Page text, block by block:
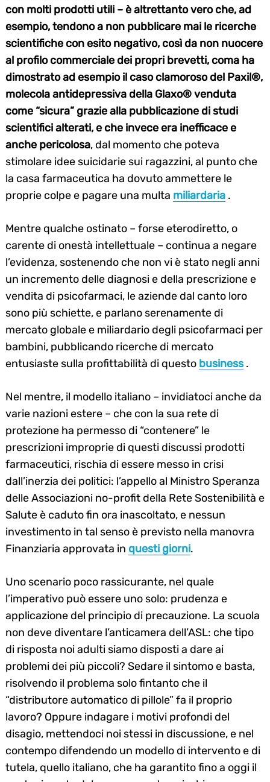
con molti prodotti utili – è altrettanto vero che, ad
esempio, tendono a non pubblicare mai le ricerche
scientifiche con esito negativo, così da non nuocere
al profilo commerciale dei propri brevetti, coma ha
dimostrato ad esempio il caso clamoroso del Paxil®,
molecola antidepressiva della Glaxo® venduta
come “sicura” grazie alla pubblicazione di studi
scientifici alterati, e che invece era inefficace e
anche pericolosa, dal momento che poteva
stimolare idee suicidarie sui ragazzini, al punto che
la casa farmaceutica ha dovuto ammettere le
proprie colpe e pagare una multa miliardaria .
Mentre qualche ostinato – forse eterodiretto, o
carente di onestà intellettuale – continua a negare
l’evidenza, sostenendo che non vi è stato negli anni
un incremento delle diagnosi e della prescrizione e
vendita di psicofarmaci, le aziende dal canto loro
sono più schiette, e parlano serenamente di
mercato globale e miliardario degli psicofarmaci per
bambini, pubblicando ricerche di mercato
entusiaste sulla profittabilità di questo business.
Nel mentre, il modello italiano – invidiatoci anche da
varie nazioni estere – che con la sua rete di
protezione ha permesso di “contenere” le
prescrizioni improprie di questi discussi prodotti
farmaceutici, rischia di essere messo in crisi
dall’inerzia dei politici: l’appello al Ministro Speranza
delle Associazioni no-profit della Rete Sostenibilità e
Salute è caduto fin ora inascoltato, e nessun
investimento in tal senso è previsto nella manovra
Finanziaria approvata in questi giorni.
Uno scenario poco rassicurante, nel quale
l’imperativo può essere uno solo: prudenza e
applicazione del principio di precauzione. La scuola
non deve diventare l’anticamera dell’ASL: che tipo
di risposta noi adulti siamo disposti a dare ai
problemi dei più piccoli? Sedare il sintomo e basta,
risolvendo il problema solo fintanto che il
“distributore automatico di pillole” fa il proprio
lavoro? Oppure indagare i motivi profondi del
disagio, mettendoci noi stessi in discussione, e nel
contempo difendendo un modello di intervento e di
tutela, quello italiano, che ha garantito fino a oggi il